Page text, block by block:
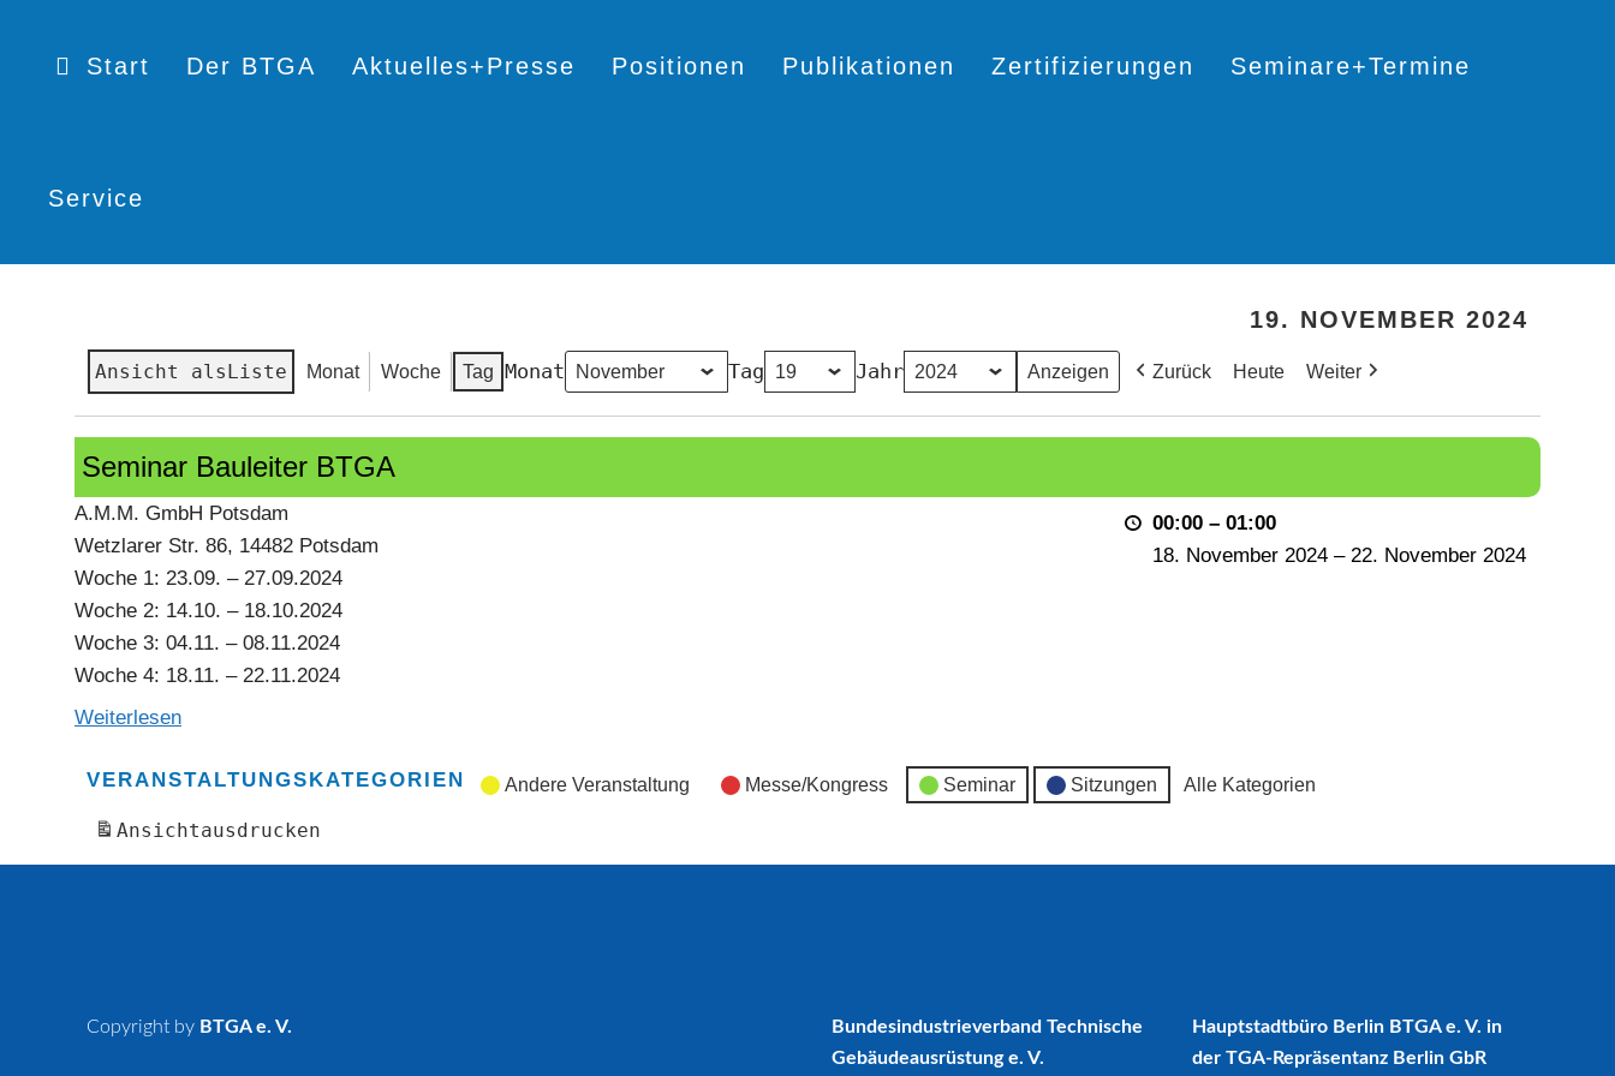
Start Der BTGA Aktuelles+Presse Positionen Publikationen Zertifizierungen Seminare+Termine
Service
19. NOVEMBER 2024
Ansicht alsListe Monat Woche Tag Monat Tag Jahr Zurück Heute Weiter
Seminar
Bauleiter
BTGA
Seminar Bauleiter BTGA
00:00 – 01:00
18. November 2024 – 22. November 2024
A.M.M. GmbH Potsdam
Wetzlarer Str. 86, 14482 Potsdam
Woche 1: 23.09. – 27.09.2024
Woche 2: 14.10. – 18.10.2024
Woche 3: 04.11. – 08.11.2024
Woche 4: 18.11. – 22.11.2024
Weiterlesen
VERANSTALTUNGSKATEGORIEN Andere Veranstaltung Messe/Kongress Seminar Sitzungen Alle Kategorien
Ansichtausdrucken
Copyright by BTGA e. V.
Bundesindustrieverband Technische
Gebäudeausrüstung e. V.
Hauptstadtbüro Berlin BTGA e. V. in
der TGA-Repräsentanz Berlin GbR